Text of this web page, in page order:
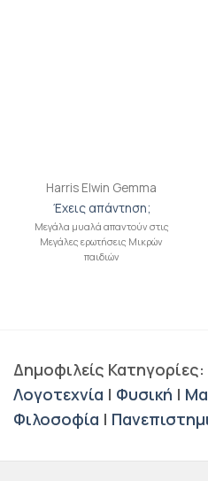
Harris Elwin Gemma
Έχεις απάντηση;
Μεγάλα μυαλά απαντούν στις
Μεγάλες ερωτήσεις Μικρών
παιδιών
Δημοφιλείς Κατηγορίες:
Λογοτεχνία | Φυσική |
Φιλοσοφία |